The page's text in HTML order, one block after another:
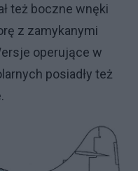
też boczne wnęki
z zamykanymi
operujące w
posiadły też